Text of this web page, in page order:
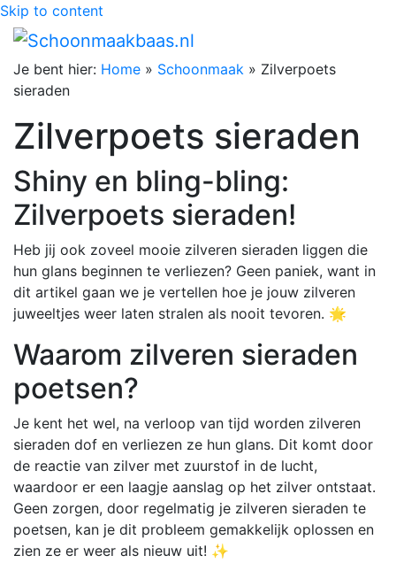
Skip to content
Je bent hier: Home » Schoonmaak » Zilverpoets
sieraden
Zilverpoets sieraden
Shiny en bling-bling:
Zilverpoets sieraden!
Heb jij ook zoveel mooie zilveren sieraden liggen die
hun glans beginnen te verliezen? Geen paniek, want in
dit artikel gaan we je vertellen hoe je jouw zilveren
juweeltjes weer laten stralen als nooit tevoren. 🌟
Waarom zilveren sieraden
poetsen?
Je kent het wel, na verloop van tijd worden zilveren
sieraden dof en verliezen ze hun glans. Dit komt door
de reactie van zilver met zuurstof in de lucht,
waardoor er een laagje aanslag op het zilver ontstaat.
Geen zorgen, door regelmatig je zilveren sieraden te
poetsen, kan je dit probleem gemakkelijk oplossen en
zien ze er weer als nieuw uit! ✨